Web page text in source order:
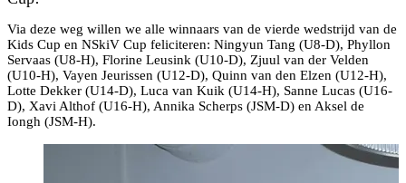
Via deze weg willen we alle winnaars van de vierde wedstrijd van de
Kids Cup en NSkiV Cup feliciteren: Ningyun Tang (U8-D), Phyllon
Servaas (U8-H), Florine Leusink (U10-D), Zjuul van der Velden
(U10-H), Vayen Jeurissen (U12-D), Quinn van den Elzen (U12-H),
Lotte Dekker (U14-D), Luca van Kuik (U14-H), Sanne Lucas (U16-
D), Xavi Althof (U16-H), Annika Scherps (JSM-D) en Aksel de
Iongh (JSM-H).